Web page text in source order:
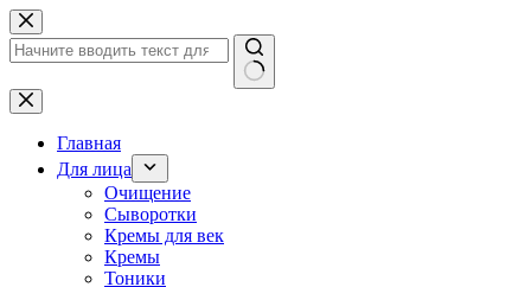
Перейти
к
сути
Ничего
не
найденоГлавная
Для лица
Очищение
Сыворотки
Кремы для век
Кремы
Тоники